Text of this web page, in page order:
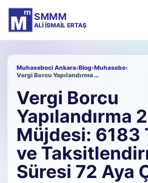
SMMM
ALI İSMAIL ERTAŞ
Muhasebeci Ankara›Blog›Muhasebe›
Vergi Borcu Yapılandırma 2026 Müjdesi: 6183 Tecil ve Taksitlendirme Süresi 72 Aya Çıktı!
Vergi Borcu
Yapılandırma
Müjdesi: 6183
ve
Süresi 72 Aya